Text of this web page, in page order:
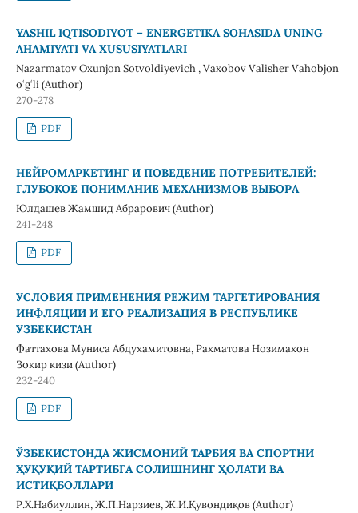
YASHIL IQTISODIYOT – ENERGETIKA SOHASIDA UNING
AHAMIYATI VA XUSUSIYATLARI
Nazarmatov Oxunjon Sotvoldiyevich , Vaxobov Valisher Vahobjon
o‘g‘li (Author)
270-278
PDF
НЕЙРОМАРКЕТИНГ И ПОВЕДЕНИЕ ПОТРЕБИТЕЛЕЙ:
ГЛУБОКОЕ ПОНИМАНИЕ МЕХАНИЗМОВ ВЫБОРА
Юлдашев Жамшид Абрарович (Author)
241-248
PDF
УСЛОВИЯ ПРИМЕНЕНИЯ РЕЖИМ ТАРГЕТИРОВАНИЯ
ИНФЛЯЦИИ И ЕГО РЕАЛИЗАЦИЯ В РЕСПУБЛИКЕ
УЗБЕКИСТАН
Фаттахова Муниса Абдухамитовна, Рахматова Нозимахон
Зокир кизи (Author)
232-240
PDF
ЎЗБЕКИСТОНДА ЖИСМОНИЙ ТАРБИЯ ВА СПОРТНИ
ҲУҚУҚИЙ ТАРТИБГА СОЛИШНИНГ ҲОЛАТИ ВА
ИСТИҚБОЛЛАРИ
Р.Х.Набиуллин, Ж.П.Нарзиев, Ж.И.Қувондиқов (Author)